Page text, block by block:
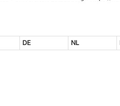
DE NL